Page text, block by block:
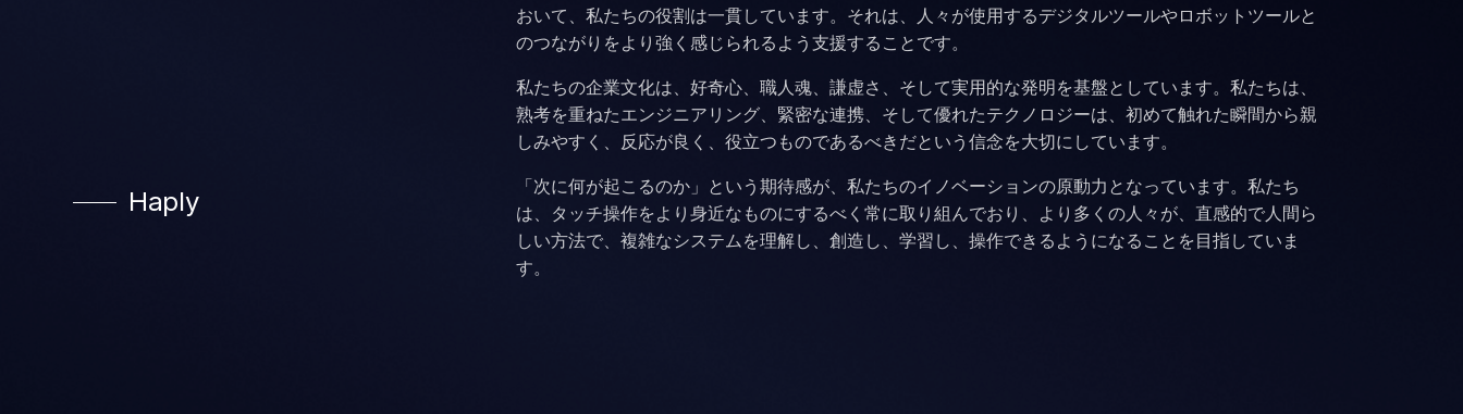
おいて、私たちの役割は一貫しています。それは、人々が使用するデジタルツールやロボットツールと
のつながりをより強く感じられるよう支援することです。
私たちの企業文化は、好奇心、職人魂、謙虚さ、そして実用的な発明を基盤としています。私たちは、
熟考を重ねたエンジニアリング、緊密な連携、そして優れたテクノロジーは、初めて触れた瞬間から親
しみやすく、反応が良く、役立つものであるべきだという信念を大切にしています。
「次に何が起こるのか」という期待感が、私たちのイノベーションの原動力となっています。私たち
は、タッチ操作をより身近なものにするべく常に取り組んでおり、より多くの人々が、直感的で人間ら
しい方法で、複雑なシステムを理解し、創造し、学習し、操作できるようになることを目指していま
す。
Haply